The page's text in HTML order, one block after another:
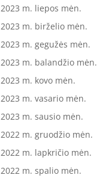
2023 m. liepos mėn.
2023 m. birželio mėn.
2023 m. gegužės mėn.
2023 m. balandžio mėn.
2023 m. kovo mėn.
2023 m. vasario mėn.
2023 m. sausio mėn.
2022 m. gruodžio mėn.
2022 m. lapkričio mėn.
2022 m. spalio mėn.